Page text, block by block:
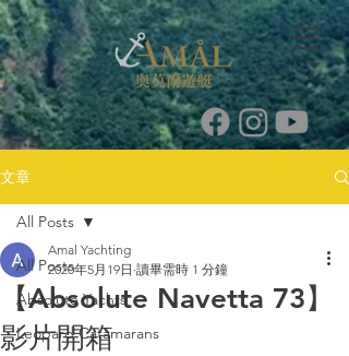
文章
All Posts
Absolute Yachts
Leopard Catamarans
All Posts
【Absolute Navetta 73】
影片開箱
Amal Yachting
2020年5月19日 讀畢需時 1 分鐘